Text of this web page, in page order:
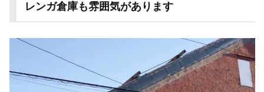
レンガ倉庫も雰囲気があります